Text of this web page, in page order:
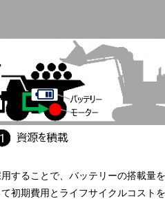
することで、バッテリーの搭載量
初期費用とライフサイクルコス